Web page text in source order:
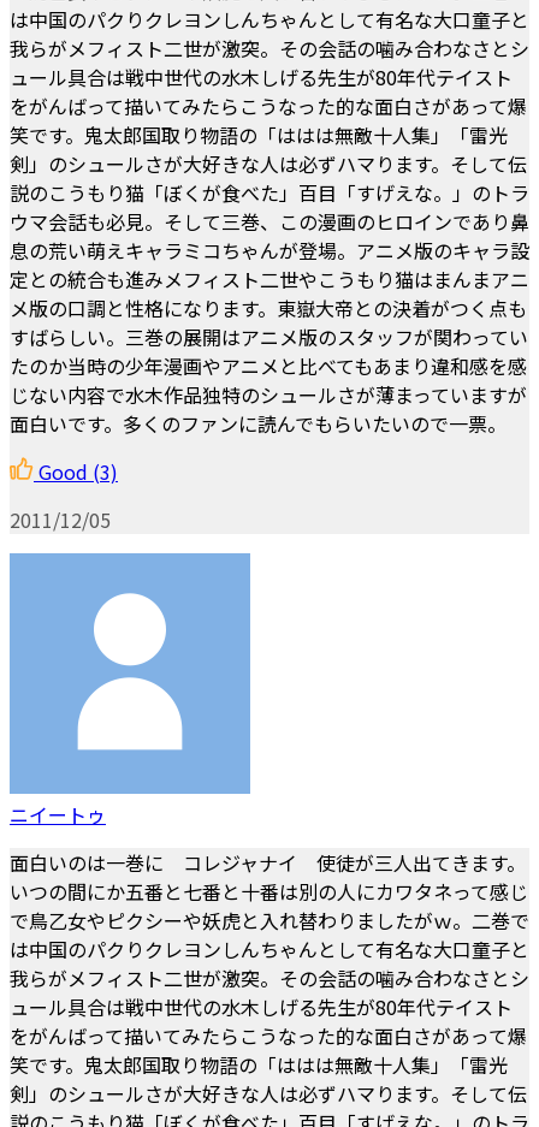
は中国のパクりクレヨンしんちゃんとして有名な大口童子と
我らがメフィスト二世が激突。その会話の噛み合わなさとシ
ュール具合は戦中世代の水木しげる先生が80年代テイスト
をがんばって描いてみたらこうなった的な面白さがあって爆
笑です。鬼太郎国取り物語の「ははは無敵十人集」「雷光
剣」のシュールさが大好きな人は必ずハマります。そして伝
説のこうもり猫「ぼくが食べた」百目「すげえな。」のトラ
ウマ会話も必見。そして三巻、この漫画のヒロインであり鼻
息の荒い萌えキャラミコちゃんが登場。アニメ版のキャラ設
定との統合も進みメフィスト二世やこうもり猫はまんまアニ
メ版の口調と性格になります。東嶽大帝との決着がつく点も
すばらしい。三巻の展開はアニメ版のスタッフが関わってい
たのか当時の少年漫画やアニメと比べてもあまり違和感を感
じない内容で水木作品独特のシュールさが薄まっていますが
面白いです。多くのファンに読んでもらいたいので一票。
Good (3)
2011/12/05
ニイートゥ
面白いのは一巻に コレジャナイ 使徒が三人出てきます。
いつの間にか五番と七番と十番は別の人にカワタネって感じ
で鳥乙女やピクシーや妖虎と入れ替わりましたがｗ。二巻で
は中国のパクりクレヨンしんちゃんとして有名な大口童子と
我らがメフィスト二世が激突。その会話の噛み合わなさとシ
ュール具合は戦中世代の水木しげる先生が80年代テイスト
をがんばって描いてみたらこうなった的な面白さがあって爆
笑です。鬼太郎国取り物語の「ははは無敵十人集」「雷光
剣」のシュールさが大好きな人は必ずハマります。そして伝